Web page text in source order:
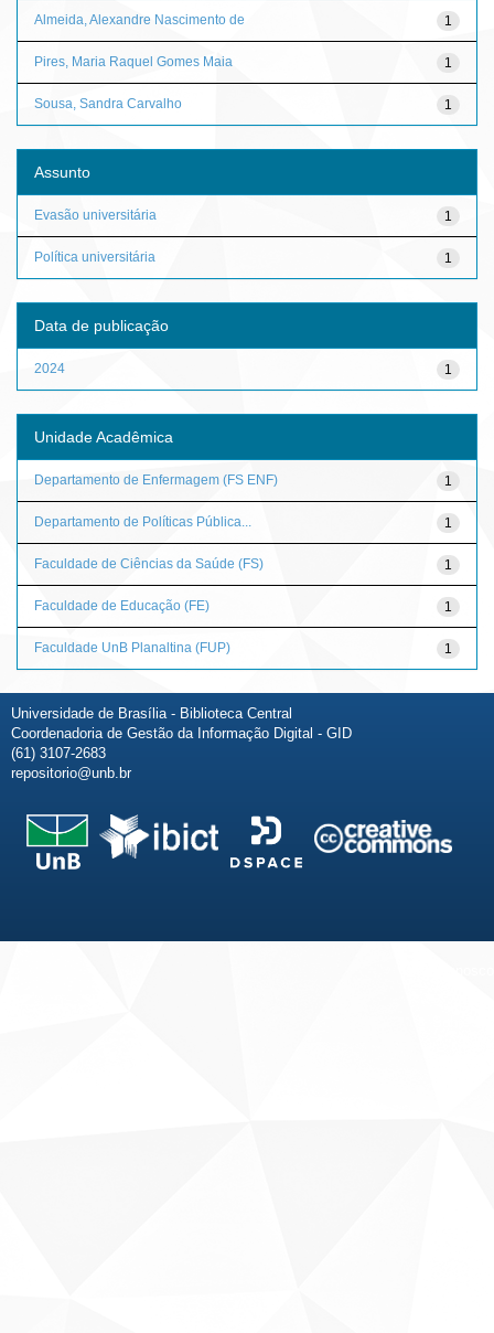
1
Almeida, Alexandre Nascimento de
1
Pires, Maria Raquel Gomes Maia
1
Sousa, Sandra Carvalho
Assunto
1
Evasão universitária
1
Política universitária
Data de publicação
1
2024
Unidade Acadêmica
1
Departamento de Enfermagem (FS ENF)
1
Departamento de Políticas Pública...
1
Faculdade de Ciências da Saúde (FS)
1
Faculdade de Educação (FE)
1
Faculdade UnB Planaltina (FUP)
Universidade de Brasília - Biblioteca Central
Coordenadoria de Gestão da Informação Digital - GID
(61) 3107-2683
repositorio@unb.br